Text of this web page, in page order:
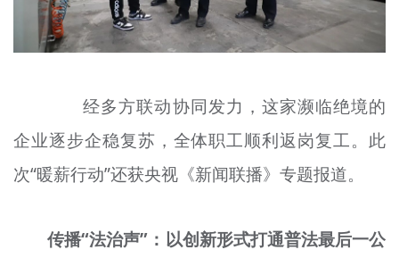
经多方联动协同发力，这家濒临绝境的
企业逐步企稳复苏，全体职工顺利返岗复工。此
次“暖薪行动”还获央视《新闻联播》专题报道。
传播“法治声”：以创新形式打通普法最后一公